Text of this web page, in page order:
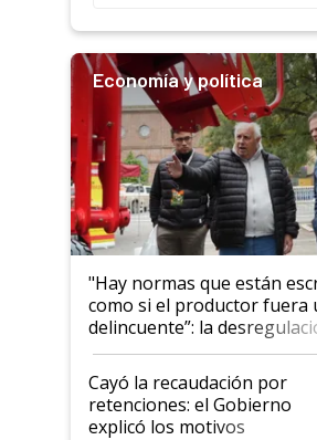
Economía y política
"Hay normas que están
como si el productor fuera
delincuente”: la
al Congreso Aapresid y
habló del financiamiento al
Cayó la recaudación por
retenciones: el Gobierno
explicó los motivos